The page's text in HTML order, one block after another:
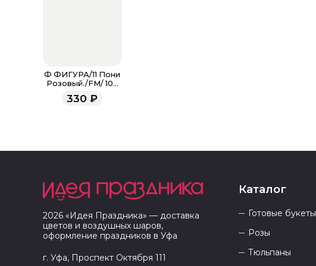
Ф ФИГУРА/11 Пони
Розовый./FM/ 104
330 ₽
2026 «Идея Праздника» — доставка
цветов и воздушных шаров,
оформление праздников в Уфа
г. Уфа, Проспект Октября 111
Каталог
Готовые букеты
Розы
Тюльпаны